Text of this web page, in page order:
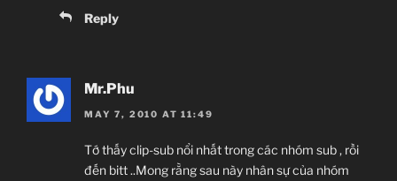
Reply
Mr.Phu
MAY 7, 2010 AT 11:49
Tớ thấy clip-sub nổi nhất trong các nhóm sub , rồi
đến bitt ..Mong rằng sau này nhân sự của nhóm